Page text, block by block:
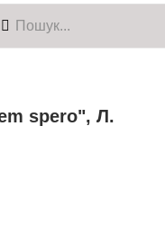
spero", Л.